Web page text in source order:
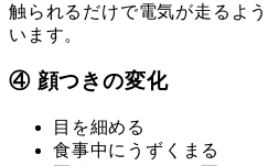
触られるだけで電気が走るよ
います。
④ 顔つきの変化
目を細める
食事中にうずくまる